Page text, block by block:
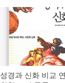
성경과 신화 비교